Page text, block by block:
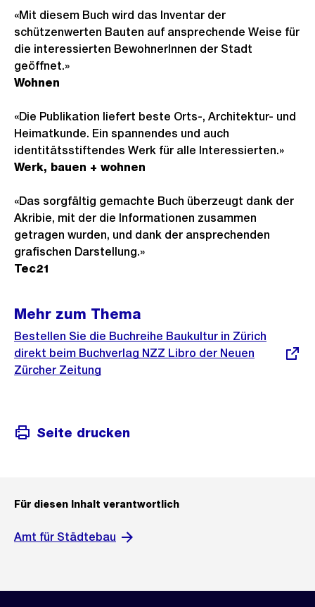
«Mit diesem Buch wird das Inventar der
schützenwerten Bauten auf ansprechende Weise für
die interessierten BewohnerInnen der Stadt
geöffnet.»
Wohnen
«Die Publikation liefert beste Orts-, Architektur- und
Heimatkunde. Ein spannendes und auch
identitätsstiftendes Werk für alle Interessierten.»
Werk, bauen + wohnen
«Das sorgfältig gemachte Buch überzeugt dank der
Akribie, mit der die Informationen zusammen
getragen wurden, und dank der ansprechenden
grafischen Darstellung.»
Tec21
Mehr zum Thema
Externer
Link:
Bestellen Sie die Buchreihe Baukultur in Zürich
direkt beim Buchverlag NZZ Libro der Neuen
Zürcher Zeitung
Seite drucken
Für diesen Inhalt verantwortlich
Amt für Städtebau